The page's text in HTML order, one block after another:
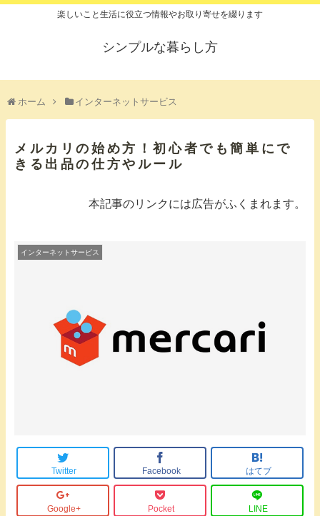
楽しいこと生活に役立つ情報やお取り寄せを綴ります
シンプルな暮らし方
ホーム インターネットサービス
メルカリの始め方！初心者でも簡単にで
きる出品の仕方やルール
本記事のリンクには広告がふくまれます。
インターネットサービス
Twitter Facebook はてブ
Google+ Pocket LINE